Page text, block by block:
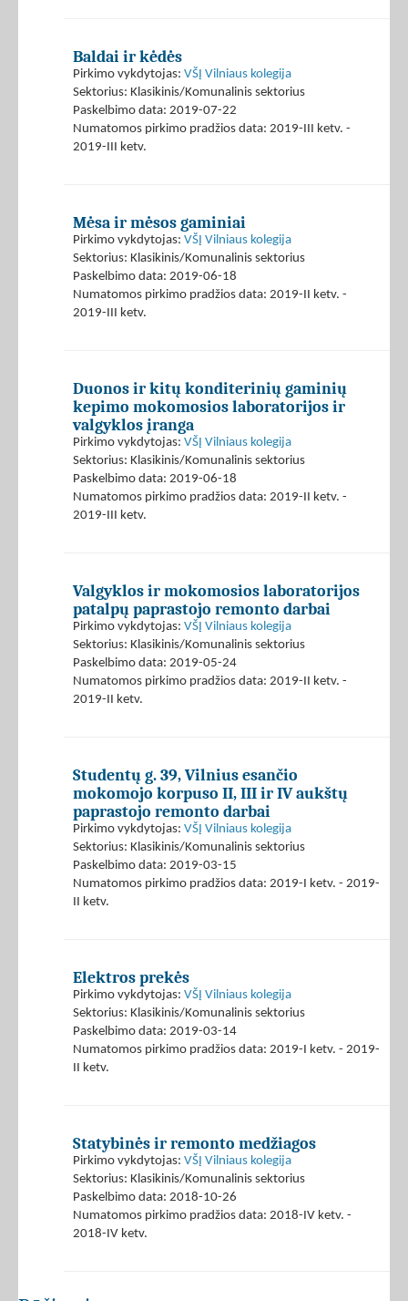
Baldai ir kėdės
Pirkimo vykdytojas: VŠĮ Vilniaus kolegija
Sektorius: Klasikinis/Komunalinis sektorius
Paskelbimo data: 2019-07-22
Numatomos pirkimo pradžios data: 2019-III ketv. -
2019-III ketv.
Mėsa ir mėsos gaminiai
Pirkimo vykdytojas: VŠĮ Vilniaus kolegija
Sektorius: Klasikinis/Komunalinis sektorius
Paskelbimo data: 2019-06-18
Numatomos pirkimo pradžios data: 2019-II ketv. -
2019-III ketv.
Duonos ir kitų konditerinių gaminių
kepimo mokomosios laboratorijos ir
valgyklos įranga
Pirkimo vykdytojas: VŠĮ Vilniaus kolegija
Sektorius: Klasikinis/Komunalinis sektorius
Paskelbimo data: 2019-06-18
Numatomos pirkimo pradžios data: 2019-II ketv. -
2019-III ketv.
Valgyklos ir mokomosios laboratorijos
patalpų paprastojo remonto darbai
Pirkimo vykdytojas: VŠĮ Vilniaus kolegija
Sektorius: Klasikinis/Komunalinis sektorius
Paskelbimo data: 2019-05-24
Numatomos pirkimo pradžios data: 2019-II ketv. -
2019-II ketv.
Studentų g. 39, Vilnius esančio
mokomojo korpuso II, III ir IV aukštų
paprastojo remonto darbai
Pirkimo vykdytojas: VŠĮ Vilniaus kolegija
Sektorius: Klasikinis/Komunalinis sektorius
Paskelbimo data: 2019-03-15
Numatomos pirkimo pradžios data: 2019-I ketv. - 2019-
II ketv.
Elektros prekės
Pirkimo vykdytojas: VŠĮ Vilniaus kolegija
Sektorius: Klasikinis/Komunalinis sektorius
Paskelbimo data: 2019-03-14
Numatomos pirkimo pradžios data: 2019-I ketv. - 2019-
II ketv.
Statybinės ir remonto medžiagos
Pirkimo vykdytojas: VŠĮ Vilniaus kolegija
Sektorius: Klasikinis/Komunalinis sektorius
Paskelbimo data: 2018-10-26
Numatomos pirkimo pradžios data: 2018-IV ketv. -
2018-IV ketv.